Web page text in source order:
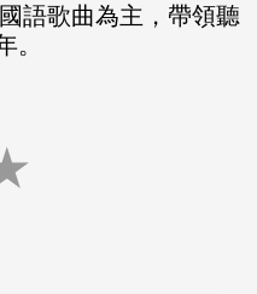
語歌曲為主，帶領聽
。